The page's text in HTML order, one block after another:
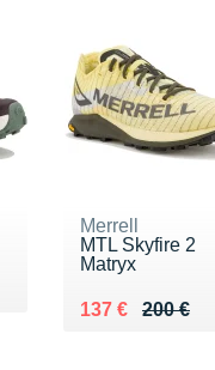
Merrell
MTL Skyfire 2
Matryx
200 €
Au lieu de 200
137 €
Vendu 137 €